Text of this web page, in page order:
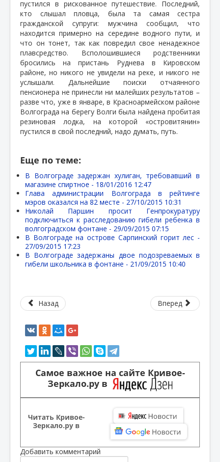
пустился в рискованное путешествие. Последний,
кто слышал пловца, была та самая сестра
гражданской супруги: мужчина сообщил, что
находится примерно на середине водного пути, и
что он тонет, так как повредил свое ненадежное
плавсредство. Всполошившиеся родственники
бросились на пристань Руднева в Кировском
районе, но никого не увидели на реке, и никого не
услышали. Дальнейшие поиски отчаянного
пенсионера не принесли ни малейших результатов –
разве что, уже в январе, в Красноармейском районе
Волгограда на берегу Волги была найдена пробитая
резиновая лодка, на которой «островитянин»
пустился в свой последний, надо думать, путь.
Еще по теме:
В Волгограде задержан хулиган, требовавший в
магазине спиртное - 18/01/2016 12:47
Глава администрации Волгограда в рейтинге
мэров оказался на 82 месте - 27/10/2015 10:31
Николай Паршин просит Генпрокуратуру
подключиться к расследованию гибели ребенка в
волгоградском фонтане - 29/09/2015 07:15
В Волгограде на острове Сарпинский горит лес -
27/09/2015 17:23
В Волгограде задержаны двое подозреваемых в
гибели школьника в фонтане - 21/09/2015 10:40
Назад Вперед
Самое важное на сайте Кривое-
Зеркало.ру в
Читать Кривое-
Зеркало.ру в
Добавить комментарий